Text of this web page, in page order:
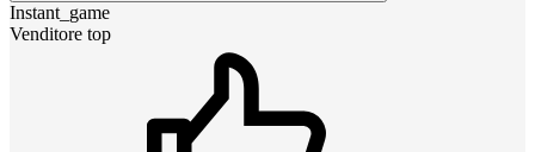
Instant_game
Venditore top